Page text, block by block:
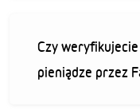
Czy
pieniądze przez